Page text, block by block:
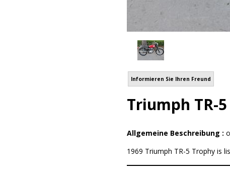
Informieren Sie Ihren Freund
Triumph TR-
Allgemeine Beschreibung :
1969 Triumph TR-5 Trophy is